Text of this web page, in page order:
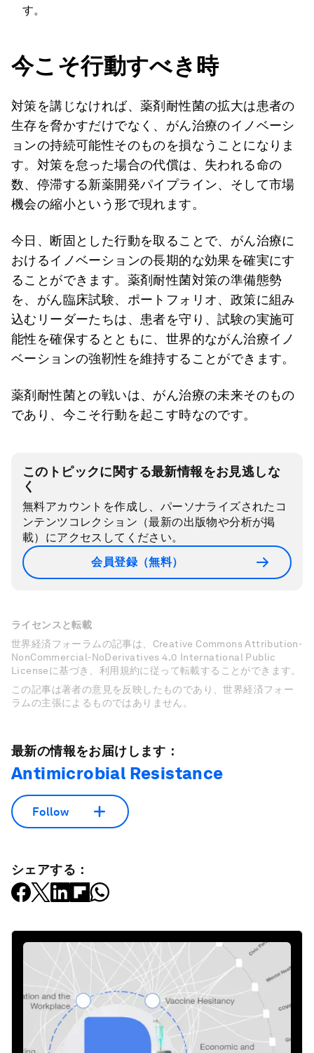
す。
今こそ行動すべき時
対策を講じなければ、薬剤耐性菌の拡大は患者の
生存を脅かすだけでなく、がん治療のイノベーシ
ョンの持続可能性そのものを損なうことになりま
す。対策を怠った場合の代償は、失われる命の
数、停滞する新薬開発パイプライン、そして市場
機会の縮小という形で現れます。
今日、断固とした行動を取ることで、がん治療に
おけるイノベーションの長期的な効果を確実にす
ることができます。薬剤耐性菌対策の準備態勢
を、がん臨床試験、ポートフォリオ、政策に組み
込むリーダーたちは、患者を守り、試験の実施可
能性を確保するとともに、世界的ながん治療イノ
ベーションの強靭性を維持することができます。
薬剤耐性菌との戦いは、がん治療の未来そのもの
であり、今こそ行動を起こす時なのです。
このトピックに関する最新情報をお見逃しな
く
無料アカウントを作成し、パーソナライズされたコ
ンテンツコレクション（最新の出版物や分析が掲
載）にアクセスしてください。
会員登録（無料）
ライセンスと転載
世界経済フォーラムの記事は、Creative Commons Attribution-
NonCommercial-NoDerivatives 4.0 International Public
Licenseに基づき、利用規約に従って転載することができます。
この記事は著者の意見を反映したものであり、世界経済フォー
ラムの主張によるものではありません。
最新の情報をお届けします：
Antimicrobial Resistance
Follow
シェアする：